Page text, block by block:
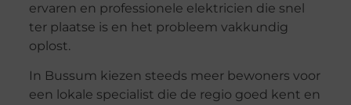
ervaren en professionele elektricien die snel
ter plaatse is en het probleem vakkundig
oplost.
In Bussum kiezen steeds meer bewoners voor
een lokale specialist die de regio goed kent en